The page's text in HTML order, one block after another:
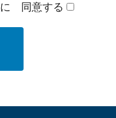
に 同意する